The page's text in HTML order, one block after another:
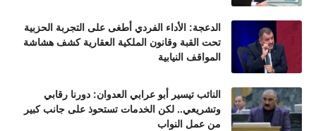
الدعجة: الأداء الفردي أطغى على التجربة الحزبية
تحت القبة وقانون الملكية العقارية كشف هشاشة
المواقف النيابية
النائب تيسير أبو عرابي العدوان: دورنا رقابي
وتشريعي.. لكن الخدمات تستحوذ على جانب كبير
من عمل النواب